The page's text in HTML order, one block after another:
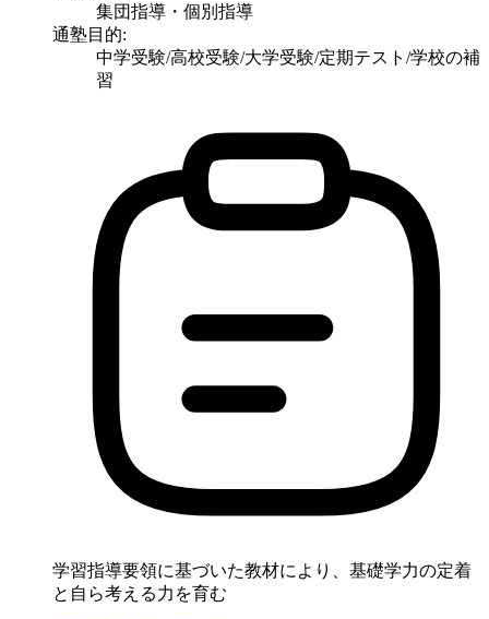
集団指導・個別指導
通塾目的:
中学受験/高校受験/大学受験/定期テスト/学校の補
習
学習指導要領に基づいた教材により、基礎学力の定着
と自ら考える力を育む